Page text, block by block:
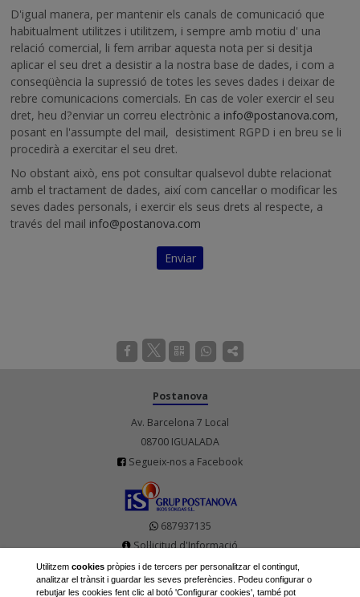
D'igual manera, per mantenir els canals de comunicació que
habitualment utilitzes i utilitzem, i sempre amb motiu d' una
relació comercial, li fem arribar aquesta nota per si desitja
aplicar el seu dret a desistir a la nostra base de dades, i com a
conseqüència la supressió de totes les seves dades i deixar de
rebre comunicacions comercials. En cas de voler exercir el seu
dret, heu d?enviar un correu electrònic a info@postanova.com,
posant en l'assumpte del mail, desistiment RGPD i en breu se li
procedirà a exercitar el seu dret.
No obstant això, ens pot consultar qualsevol dubte relacionat
amb el tractament de dades, així com cancel·lar o modificar les
seves dades personals, i exercir els seus drets al respecte, a
través del mail info@postanova.com
Enviar
Postanova
Av. Barcelona 7 Local
08700 IGUALADA
Segueix-nos a Facebook
687937135
Sol·licitud d'Informació
Tens una averia?
Horari d'atenció al públic i telèfonic:
Utilitzem cookiespròpies i de tercers per personalitzar el contingut,
analitzar el trànsit i guardar les seves preferències. Podeu configurar o
rebutjar les cookies fent clic al botó 'Configurar cookies', també pot